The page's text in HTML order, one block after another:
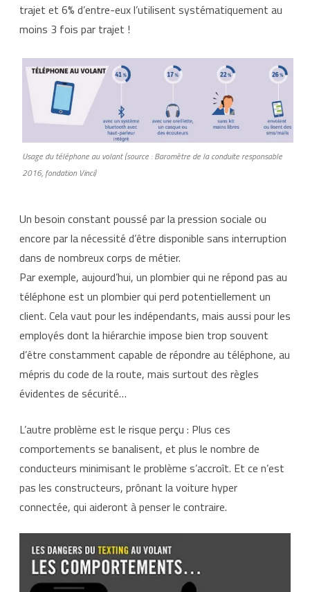
trajet et 6% d’entre-eux l’utilisent systématiquement au
moins 3 fois par trajet !
Usage du téléphone au volant (source : Baromètre de la conduite responsable
2016, fondation Vinci)
Un besoin constant poussé par la pression sociale ou
encore par la nécessité d’être disponible sans interruption
dans de nombreux corps de métier.
Par exemple, aujourd’hui, un plombier qui ne répond pas au
téléphone est un plombier qui perd potentiellement un
client. Cela vaut pour les indépendants, mais aussi pour les
employés dont la hiérarchie impose bien trop souvent
d’être constamment capable de répondre au téléphone, au
mépris du code de la route, mais surtout des règles
évidentes de sécurité…
L’autre problème est le risque perçu : Plus ces
comportements se banalisent, et plus le nombre de
conducteurs minimisant le problème s’accroît. Et ce n’est
pas les constructeurs, prônant la voiture hyper
connectée, qui aideront à penser le contraire.